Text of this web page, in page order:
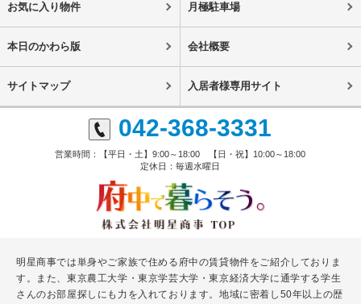
お気に入り物件 月極駐車場
本日のかわら版 会社概要
サイトマップ 入居者様専用サイト
042-368-3331
営業時間：【平日・土】9:00～18:00 【日・祝】10:00～18:00
定休日：毎週水曜日
明星商事では単身やご家族で住める府中の賃貸物件をご紹介しておりま
す。また、東京農工大学・東京学芸大学・東京経済大学に通学する学生
さんのお部屋探しにも力を入れております。地域に密着し50年以上の歴